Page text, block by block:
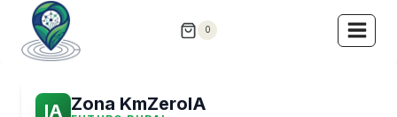
Saltar
contenido
0
IA Zona KmZeroIA